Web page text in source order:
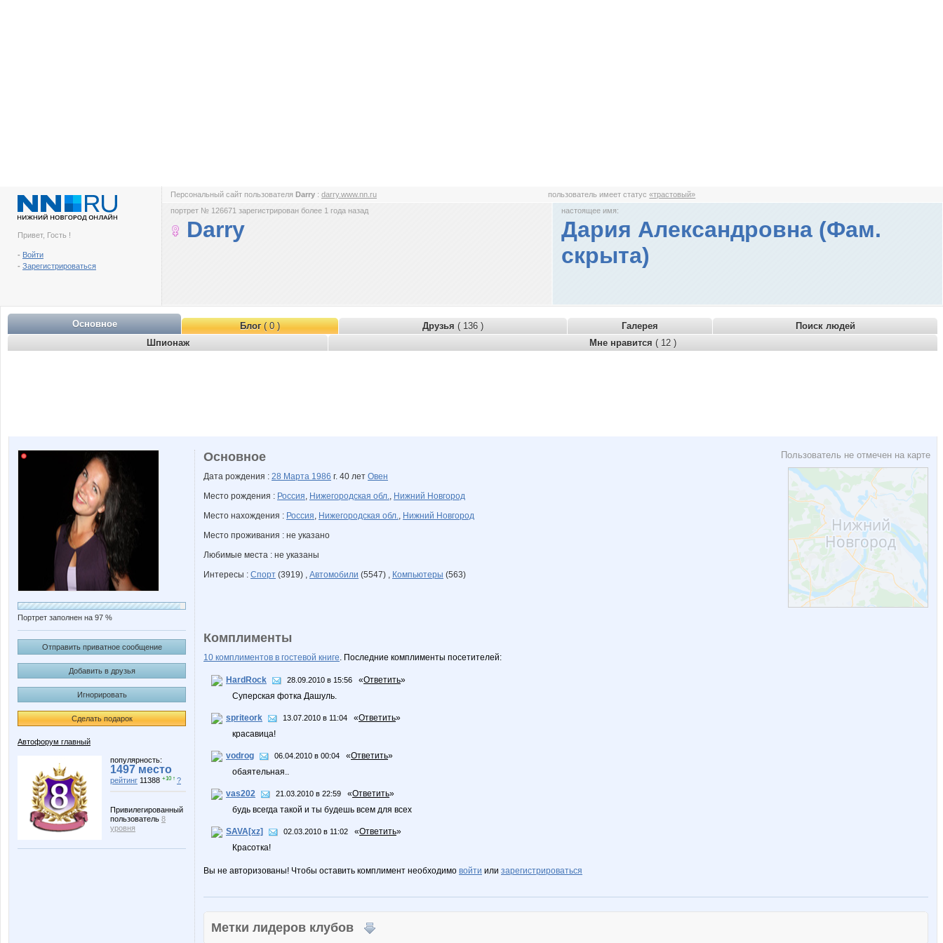
Привет, Гость !
- Войти
- Зарегистрироваться
Персональный сайт пользователя Darry : darry.www.nn.ru пользователь имеет статус«трастовый»
портрет № 126671 зарегистрирован более 1 года назад
Darry
настоящее имя:
Дария Александровна (Фам.
скрыта)
Основное Блог( 0 ) Друзья ( 136 ) Галерея
Поиск людей
Шпионаж
Мне нравится ( 12 )
Портрет заполнен на 97 %
Отправить приватное сообщение
Добавить в друзья
Игнорировать
Сделать подарок
Автофорум главный
популярность:
1497 место
рейтинг 11388 +10 ↑ ?
Привилегированный
пользователь 8
уровня
Пользователь не отмечен на карте
Основное
Дата рождения : 28 Марта 1986 г. 40 лет Овен
Место рождения : Россия, Нижегородская обл., Нижний Новгород
Место нахождения : Россия, Нижегородская обл., Нижний Новгород
Место проживания : не указано
Любимые места : не указаны
Интересы : Спорт (3919) , Автомобили (5547) , Компьютеры (563)
Комплименты
10 комплиментов в гостевой книге. Последние комплименты посетителей:
HardRock 28.09.2010 в 15:56 «Ответить»
Суперская фотка Дашуль.
spriteork 13.07.2010 в 11:04 «Ответить»
красавица!
vodrog 06.04.2010 в 00:04 «Ответить»
обаятельная..
vas202 21.03.2010 в 22:59 «Ответить»
будь всегда такой и ты будешь всем для всех
SAVA[xz] 02.03.2010 в 11:02 «Ответить»
Красотка!
Вы не авторизованы! Чтобы оставить комплимент необходимо войти или зарегистрироваться
Метки лидеров клубов